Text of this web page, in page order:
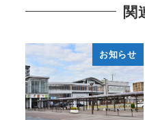
関
お知らせ